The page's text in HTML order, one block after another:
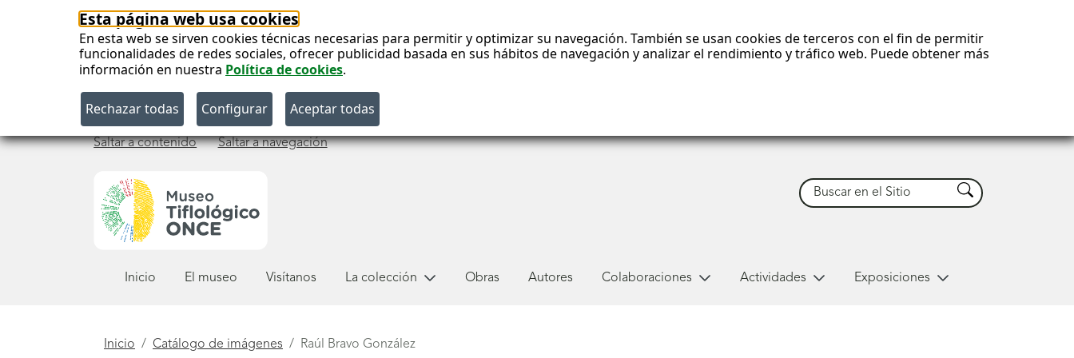
Esta página web usa cookies
En esta web se sirven cookies técnicas necesarias para permitir y optimizar su navegación. También se usan cookies de terceros con el fin de permitir
funcionalidades de redes sociales, ofrecer publicidad basada en sus hábitos de navegación y analizar el rendimiento y tráfico web. Puede obtener más
información en nuestra Política de cookies.
Saltar a contenido Saltar a navegación
Buscar Buscar
Inicio El museo Visítanos La colección Obras Autores Colaboraciones Actividades Exposiciones
Está
Inicio Catálogo de imágenes Raúl Bravo González